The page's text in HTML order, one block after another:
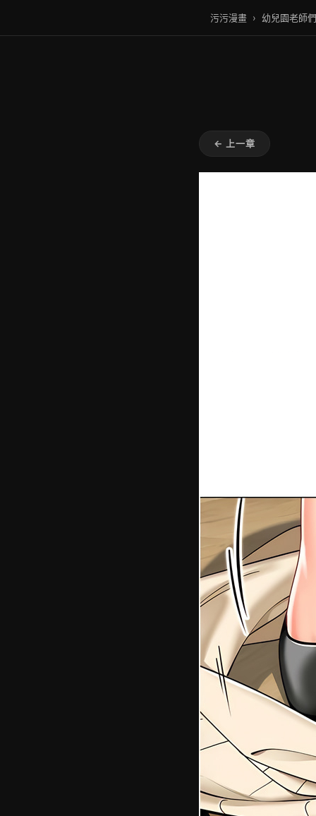
污污漫畫 › 幼兒園老師們
← 上一章